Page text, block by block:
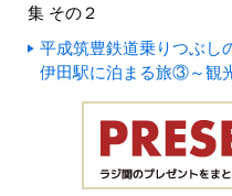
集 その２
平成筑豊鉄道乗りつぶし
伊田駅に泊まる旅③～観